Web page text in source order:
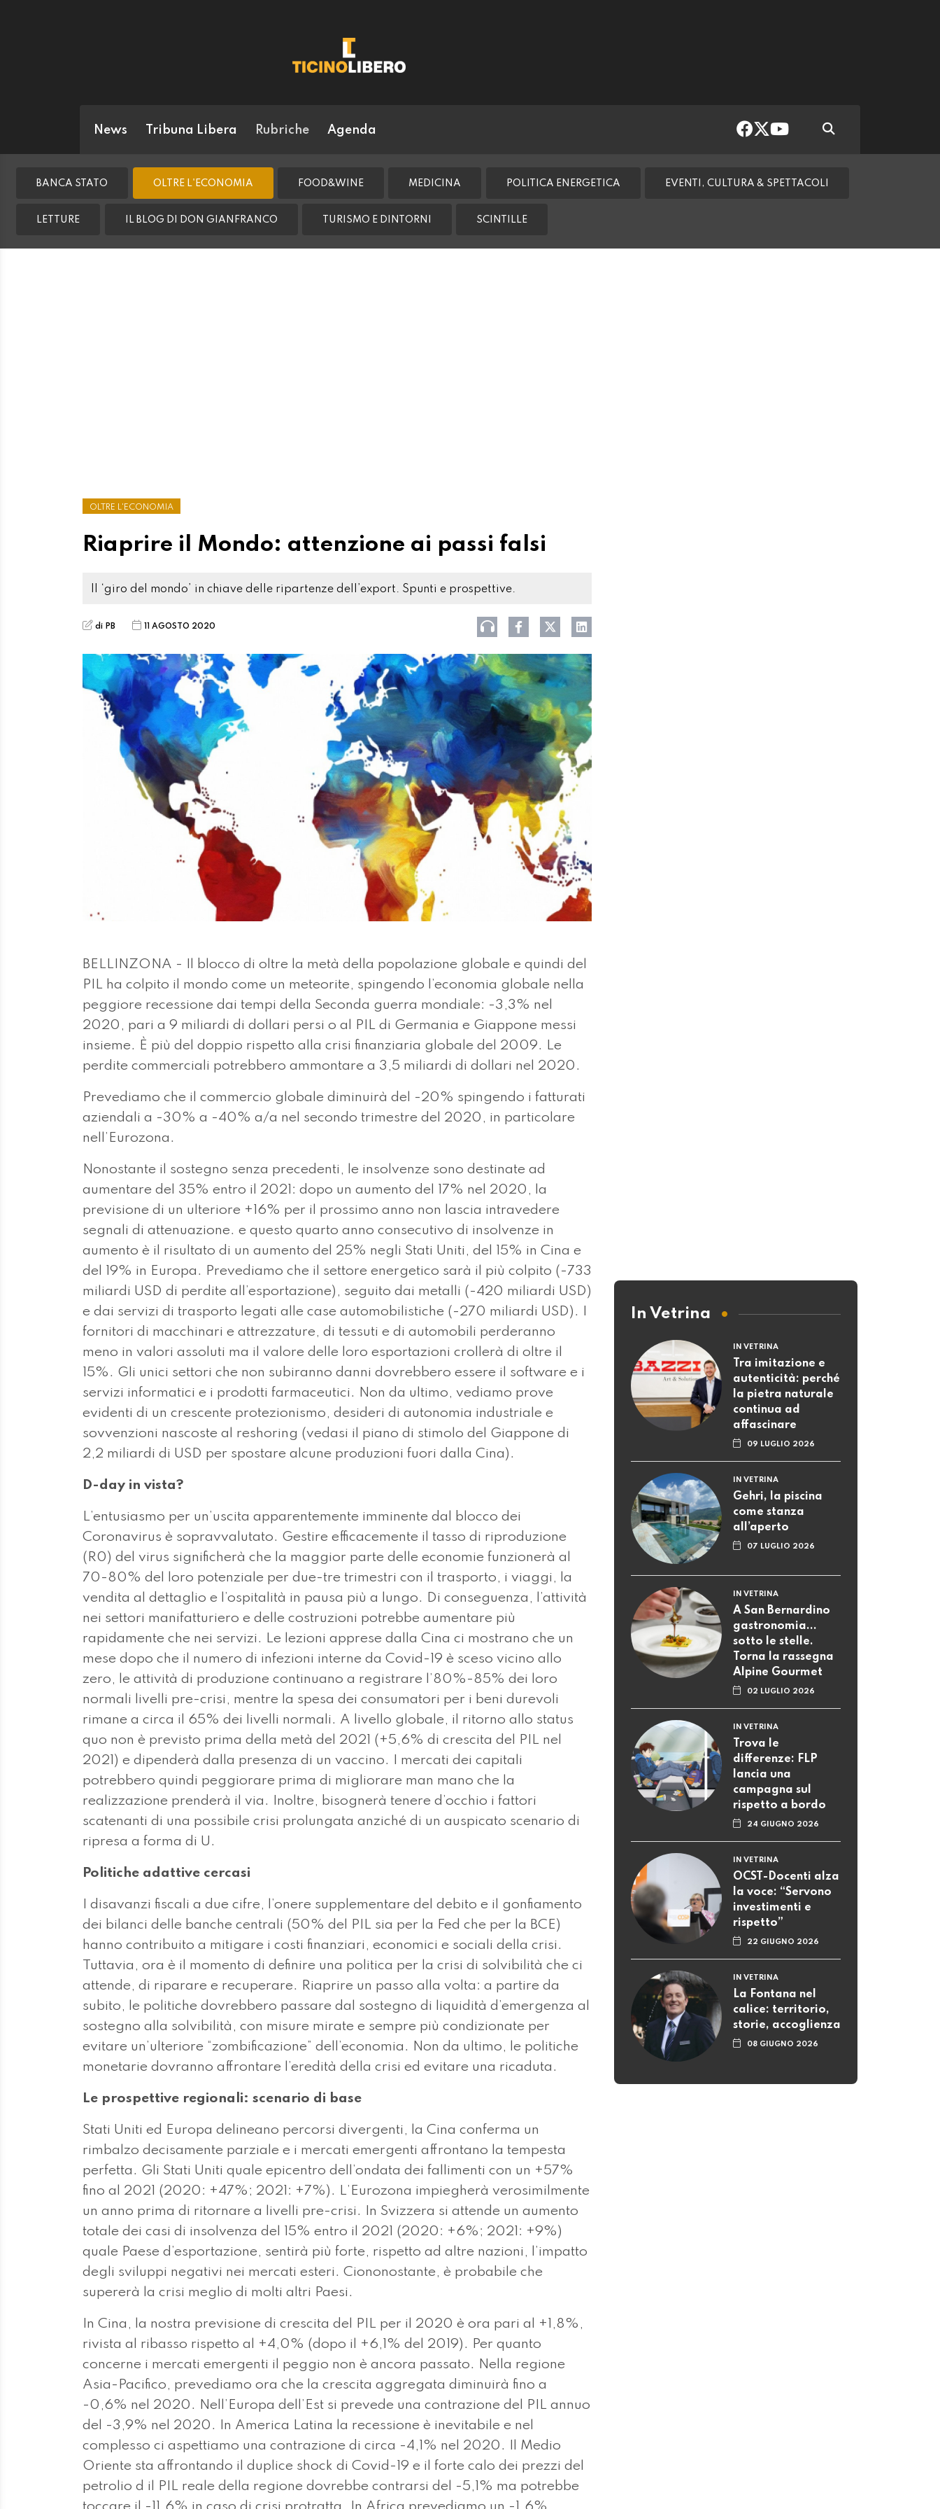
News Tribuna Libera Rubriche Agenda
BANCA STATO OLTRE L'ECONOMIA FOOD&WINE MEDICINA POLITICA ENERGETICA EVENTI, CULTURA & SPETTACOLI
LETTURE IL BLOG DI DON GIANFRANCO TURISMO E DINTORNI SCINTILLE
OLTRE L'ECONOMIA
Riaprire il Mondo: attenzione ai passi falsi
Il ‘giro del mondo’ in chiave delle ripartenze dell’export. Spunti e prospettive.
di PB 11 AGOSTO 2020
BELLINZONA - Il blocco di oltre la metà della popolazione globale e quindi del
PIL ha colpito il mondo come un meteorite, spingendo l’economia globale nella
peggiore recessione dai tempi della Seconda guerra mondiale: -3,3% nel
2020, pari a 9 miliardi di dollari persi o al PIL di Germania e Giappone messi
insieme. È più del doppio rispetto alla crisi finanziaria globale del 2009. Le
perdite commerciali potrebbero ammontare a 3,5 miliardi di dollari nel 2020.
Prevediamo che il commercio globale diminuirà del -20% spingendo i fatturati
aziendali a -30% a -40% a/a nel secondo trimestre del 2020, in particolare
nell’Eurozona.
Nonostante il sostegno senza precedenti, le insolvenze sono destinate ad
aumentare del 35% entro il 2021: dopo un aumento del 17% nel 2020, la
previsione di un ulteriore +16% per il prossimo anno non lascia intravedere
segnali di attenuazione. e questo quarto anno consecutivo di insolvenze in
aumento è il risultato di un aumento del 25% negli Stati Uniti, del 15% in Cina e
del 19% in Europa. Prevediamo che il settore energetico sarà il più colpito (-733
miliardi USD di perdite all’esportazione), seguito dai metalli (-420 miliardi USD)
e dai servizi di trasporto legati alle case automobilistiche (-270 miliardi USD). I
fornitori di macchinari e attrezzature, di tessuti e di automobili perderanno
meno in valori assoluti ma il valore delle loro esportazioni crollerà di oltre il
15%. Gli unici settori che non subiranno danni dovrebbero essere il software e i
servizi informatici e i prodotti farmaceutici. Non da ultimo, vediamo prove
evidenti di un crescente protezionismo, desideri di autonomia industriale e
sovvenzioni nascoste al reshoring (vedasi il piano di stimolo del Giappone di
2,2 miliardi di USD per spostare alcune produzioni fuori dalla Cina).
D-day in vista?
L’entusiasmo per un’uscita apparentemente imminente dal blocco dei
Coronavirus è sopravvalutato. Gestire efficacemente il tasso di riproduzione
(R0) del virus significherà che la maggior parte delle economie funzionerà al
70-80% del loro potenziale per due-tre trimestri con il trasporto, i viaggi, la
vendita al dettaglio e l’ospitalità in pausa più a lungo. Di conseguenza, l’attività
nei settori manifatturiero e delle costruzioni potrebbe aumentare più
rapidamente che nei servizi. Le lezioni apprese dalla Cina ci mostrano che un
mese dopo che il numero di infezioni interne da Covid-19 è sceso vicino allo
zero, le attività di produzione continuano a registrare l’80%-85% dei loro
normali livelli pre-crisi, mentre la spesa dei consumatori per i beni durevoli
rimane a circa il 65% dei livelli normali. A livello globale, il ritorno allo status
quo non è previsto prima della metà del 2021 (+5,6% di crescita del PIL nel
2021) e dipenderà dalla presenza di un vaccino. I mercati dei capitali
potrebbero quindi peggiorare prima di migliorare man mano che la
realizzazione prenderà il via. Inoltre, bisognerà tenere d’occhio i fattori
scatenanti di una possibile crisi prolungata anziché di un auspicato scenario di
ripresa a forma di U.
Politiche adattive cercasi
I disavanzi fiscali a due cifre, l’onere supplementare del debito e il gonfiamento
dei bilanci delle banche centrali (50% del PIL sia per la Fed che per la BCE)
hanno contribuito a mitigare i costi finanziari, economici e sociali della crisi.
Tuttavia, ora è il momento di definire una politica per la crisi di solvibilità che ci
attende, di riparare e recuperare. Riaprire un passo alla volta: a partire da
subito, le politiche dovrebbero passare dal sostegno di liquidità d’emergenza al
sostegno alla solvibilità, con misure mirate e sempre più condizionate per
evitare un’ulteriore “zombificazione” dell’economia. Non da ultimo, le politiche
monetarie dovranno affrontare l’eredità della crisi ed evitare una ricaduta.
Le prospettive regionali: scenario di base
Stati Uniti ed Europa delineano percorsi divergenti, la Cina conferma un
rimbalzo decisamente parziale e i mercati emergenti affrontano la tempesta
perfetta. Gli Stati Uniti quale epicentro dell’ondata dei fallimenti con un +57%
fino al 2021 (2020: +47%; 2021: +7%). L’Eurozona impiegherà verosimilmente
un anno prima di ritornare a livelli pre-crisi. In Svizzera si attende un aumento
totale dei casi di insolvenza del 15% entro il 2021 (2020: +6%; 2021: +9%)
quale Paese d’esportazione, sentirà più forte, rispetto ad altre nazioni, l’impatto
degli sviluppi negativi nei mercati esteri. Ciononostante, è probabile che
supererà la crisi meglio di molti altri Paesi.
In Cina, la nostra previsione di crescita del PIL per il 2020 è ora pari al +1,8%,
rivista al ribasso rispetto al +4,0% (dopo il +6,1% del 2019). Per quanto
concerne i mercati emergenti il peggio non è ancora passato. Nella regione
Asia-Pacifico, prevediamo ora che la crescita aggregata diminuirà fino a
-0,6% nel 2020. Nell’Europa dell’Est si prevede una contrazione del PIL annuo
del -3,9% nel 2020. In America Latina la recessione è inevitabile e nel
complesso ci aspettiamo una contrazione di circa -4,1% nel 2020. Il Medio
Oriente sta affrontando il duplice shock di Covid-19 e il forte calo dei prezzi del
petrolio d il PIL reale della regione dovrebbe contrarsi del -5,1% ma potrebbe
In Vetrina
IN VETRINA
Tra imitazione e
autenticità: perché
la pietra naturale
continua ad
affascinare
09 LUGLIO 2026
IN VETRINA
Gehri, la piscina
come stanza
all’aperto
07 LUGLIO 2026
IN VETRINA
A San Bernardino
gastronomia...
sotto le stelle.
Torna la rassegna
Alpine Gourmet
02 LUGLIO 2026
IN VETRINA
Trova le
differenze: FLP
lancia una
campagna sul
rispetto a bordo
24 GIUGNO 2026
IN VETRINA
OCST-Docenti alza
la voce: “Servono
investimenti e
rispetto”
22 GIUGNO 2026
IN VETRINA
La Fontana nel
calice: territorio,
storie, accoglienza
08 GIUGNO 2026